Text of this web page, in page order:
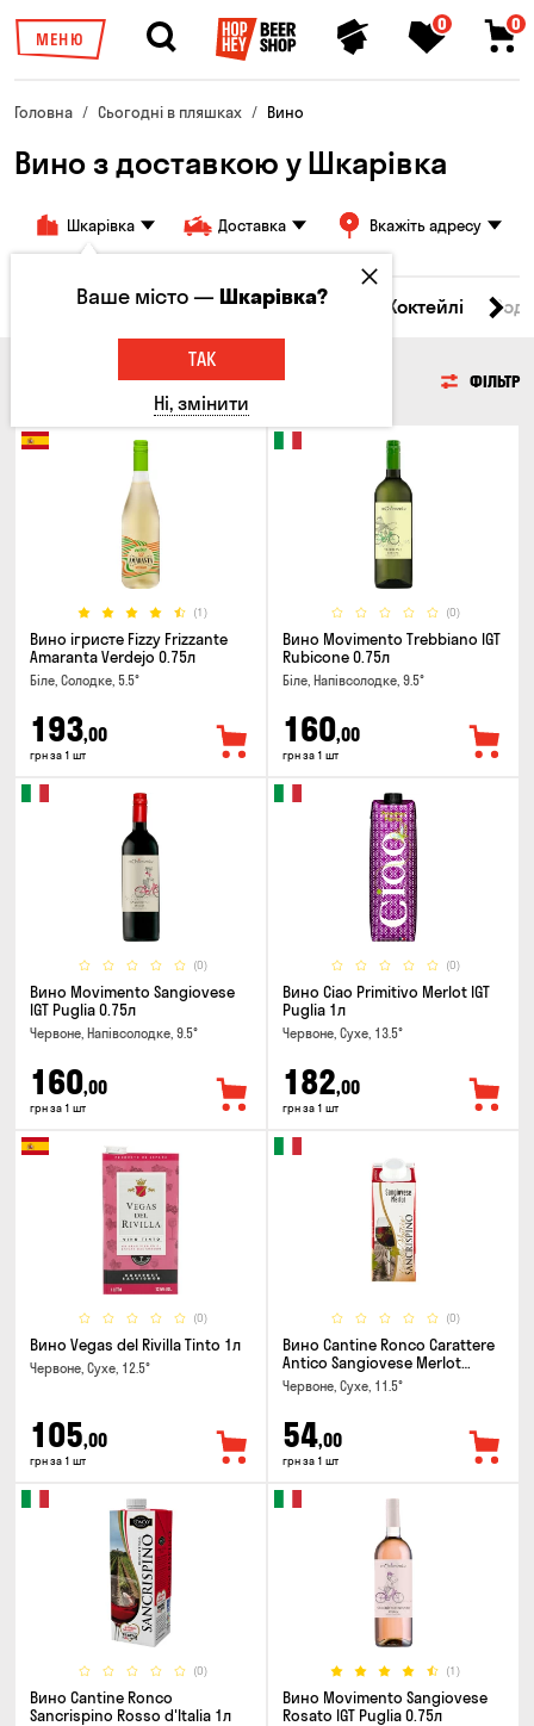
МЕНЮ
0 0
Головна Сьогодні в пляшках Вино
Вино з доставкою у Шкарівка
Шкарівка Доставка Вкажіть адресу
Пиво Сидр Вино Віскі Коктейлі
ФІЛЬТР
(1)
Вино ігристе Fizzy Frizzante
Amaranta Verdejo 0.75л
Біле, Солодке, 5.5°
193,00
грн за 1 шт
(0)
Вино Movimento Trebbiano IGT
Rubicone 0.75л
Біле, Напівсолодке, 9.5°
160,00
грн за 1 шт
(0)
Вино Movimento Sangiovese
IGT Puglia 0.75л
Червоне, Напівсолодке, 9.5°
160,00
грн за 1 шт
(0)
Вино Ciao Primitivo Merlot IGT
Puglia 1л
Червоне, Сухе, 13.5°
182,00
грн за 1 шт
(0)
Вино Vegas del Rivilla Tinto 1л
Червоне, Сухе, 12.5°
105,00
грн за 1 шт
(0)
Вино Cantine Ronco Carattere
Antico Sangiovese Merlot
Rubicone IGT 0.25л
Червоне, Сухе, 11.5°
54,00
грн за 1 шт
(0)
Вино Cantine Ronco
Sancrispino Rosso d'Italia 1л
(1)
Вино Movimento Sangiovese
Rosato IGT Puglia 0.75л
Ваше місто —Шкарівка?
ТАК
Ні, змінити